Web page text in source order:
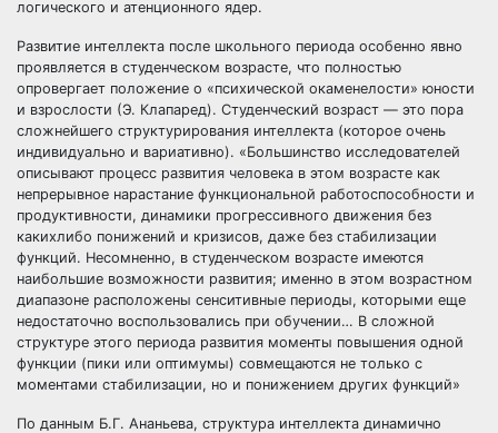
логического и атенционного ядер.
Развитие интеллекта после школьного периода особенно явно
проявляется в студенческом возрасте, что полностью
опровергает положение о «психической окаменелости» юности
и взрослости (Э. Клапаред). Студенческий возраст — это пора
сложнейшего структурирования интеллекта (которое очень
индивидуально и вариативно). «Большинство исследователей
описывают процесс развития человека в этом возрасте как
непрерывное нарастание функциональной работоспособности и
продуктивности, динамики прогрессивного движения без
какихлибо понижений и кризисов, даже без стабилизации
функций. Несомненно, в студенческом возрасте имеются
наибольшие возможности развития; именно в этом возрастном
диапазоне расположены сенситивные периоды, которыми еще
недостаточно воспользовались при обучении… В сложной
структуре этого периода развития моменты повышения одной
функции (пики или оптимумы) совмещаются не только с
моментами стабилизации, но и понижением других функций»
По данным Б.Г. Ананьева, структура интеллекта динамично